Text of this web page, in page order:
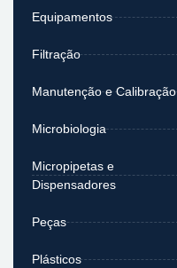
Equipamentos
Filtração
Manutenção e Calibração
Microbiologia
Micropipetas e
Dispensadores
Peças
Plásticos